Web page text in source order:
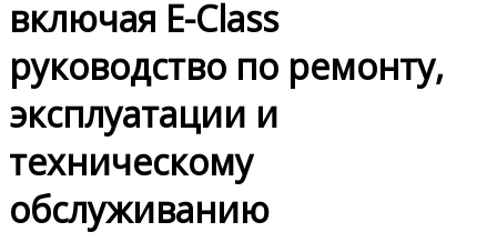
включая E-Class
руководство по ремонту,
эксплуатации и
техническому
обслуживанию